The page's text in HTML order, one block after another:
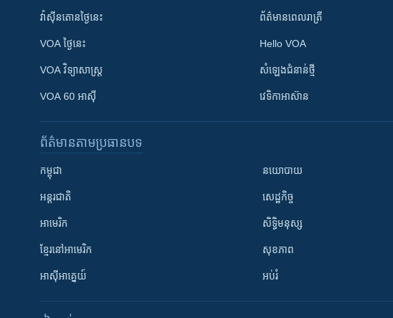
វ៉ាស៊ីនតោន​ថ្ងៃ​នេះ
VOA ថ្ងៃនេះ
VOA ​វិទ្យាសាស្ត្រ
VOA 60 អាស៊ី
ព័ត៌មាន​​ពេល​រាត្រី
Hello VOA
សំឡេង​ជំនាន់​ថ្មី
វេទិកា​អាស៊ាន
ព័ត៌មាន​តាមប្រធានបទ​
កម្ពុជា
អន្តរជាតិ
អាមេរិក
ខ្មែរ​នៅអាមេរិក
អាស៊ីអាគ្នេយ៍
នយោបាយ
សេដ្ឋកិច្ច
សិទ្ធិមនុស្ស
សុខភាព
អប់រំ